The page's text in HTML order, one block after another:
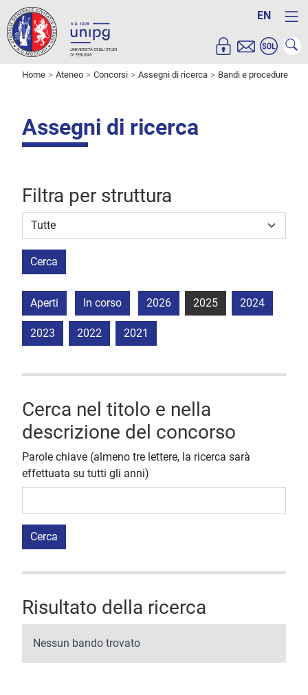
EN
Home Ateneo Concorsi Assegni di ricerca Bandi e procedure
Assegni di ricerca
Filtra per struttura
Struttura stipulante
Cerca
Aperti In corso 2026 2025 2024
2023 2022 2021
Cerca nel titolo e nella
descrizione del concorso
Parole chiave (almeno tre lettere, la ricerca sarà
effettuata su tutti gli anni)
Cerca
Risultato della ricerca
Nessun bando trovato